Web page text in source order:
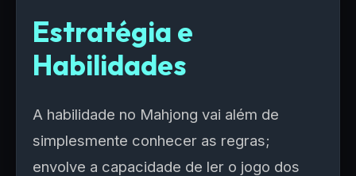
Estratégia e
Habilidades
A habilidade no Mahjong vai além de
simplesmente conhecer as regras;
envolve a capacidade de ler o jogo dos